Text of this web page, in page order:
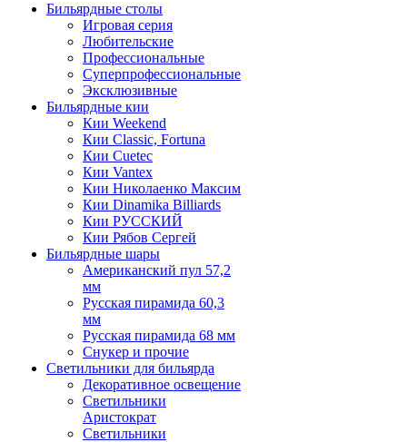
Бильярдные столы
Игровая серия
Любительские
Профессиональные
Суперпрофессиональные
Эксклюзивные
Бильярдные кии
Кии Weekend
Кии Classic, Fortuna
Кии Cuetec
Кии Vantex
Кии Николаенко Максим
Кии Dinamika Billiards
Кии РУССКИЙ
Кии Рябов Сергей
Бильярдные шары
Американский пул 57,2
мм
Русская пирамида 60,3
мм
Русская пирамида 68 мм
Снукер и прочие
Светильники для бильярда
Декоративное освещение
Светильники
Аристократ
Светильники